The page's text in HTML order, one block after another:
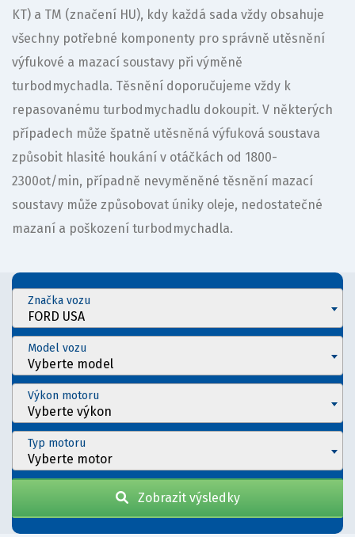
KT) a TM (značení HU), kdy každá sada vždy obsahuje
všechny potřebné komponenty pro správně utěsnění
výfukové a mazací soustavy při výměně
turbodmychadla. Těsnění doporučujeme vždy k
repasovanému turbodmychadlu dokoupit. V některých
případech může špatně utěsněná výfuková soustava
způsobit hlasité houkání v otáčkách od 1800-
2300ot/min, případně nevyměněné těsnění mazací
soustavy může způsobovat úniky oleje, nedostatečné
mazaní a poškození turbodmychadla.
FORD USA
Značka vozu
Vyberte model
Model vozu
Vyberte výkon
Výkon motoru
Vyberte motor
Typ motoru
Zobrazit výsledky